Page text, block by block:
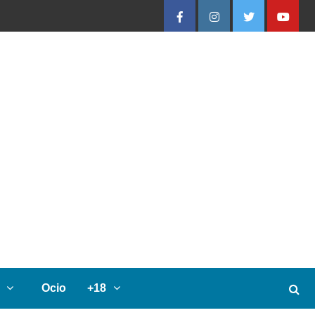
FacebookInstagramTwitterYoutube
Ocio +18